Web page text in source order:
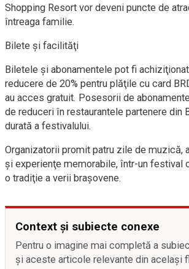
Shopping Resort vor deveni puncte de
întreaga familie.
Bilete şi facilităţi
Biletele şi abonamentele pot fi
reducere de 20% pentru plăţile cu card
au acces gratuit. Posesorii de
de reduceri în restaurantele partenere din
durată a festivalului.
Organizatorii promit patru zile de muzică,
şi experienţe memorabile, într-un festival
o tradiţie a verii braşovene.
Context și subiecte conexe
Pentru o imagine mai completă a
și aceste articole relevante din același